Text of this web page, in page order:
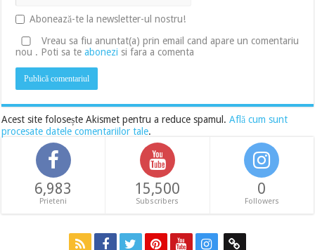
Abonează-te la newsletter-ul nostru!
Vreau sa fiu anuntat(a) prin email cand apare un comentariu
nou . Poti sa teabonezi si fara a comenta
Acest site folosește Akismet pentru a reduce spamul.Află cum sunt
procesate datele comentariilor tale.
6,983
Prieteni
15,500
Subscribers
0
Followers